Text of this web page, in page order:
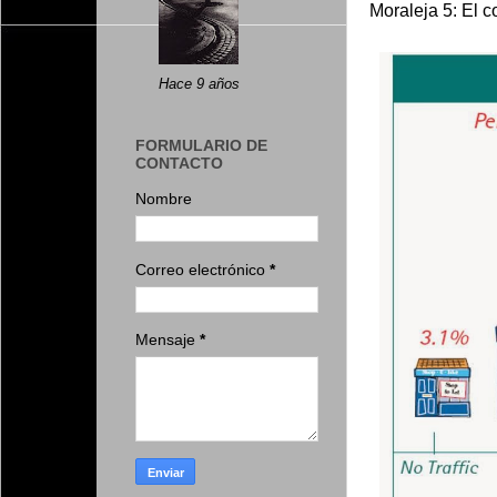
Moraleja 5: El
Hace 9 años
FORMULARIO DE
CONTACTO
Nombre
Correo electrónico *
Mensaje *